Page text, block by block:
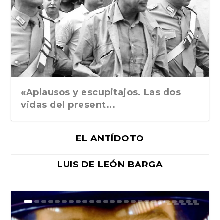
«Aplausos y escupitajos. Las dos
vidas del present...
EL ANTÍDOTO
LUIS DE LEÓN BARGA